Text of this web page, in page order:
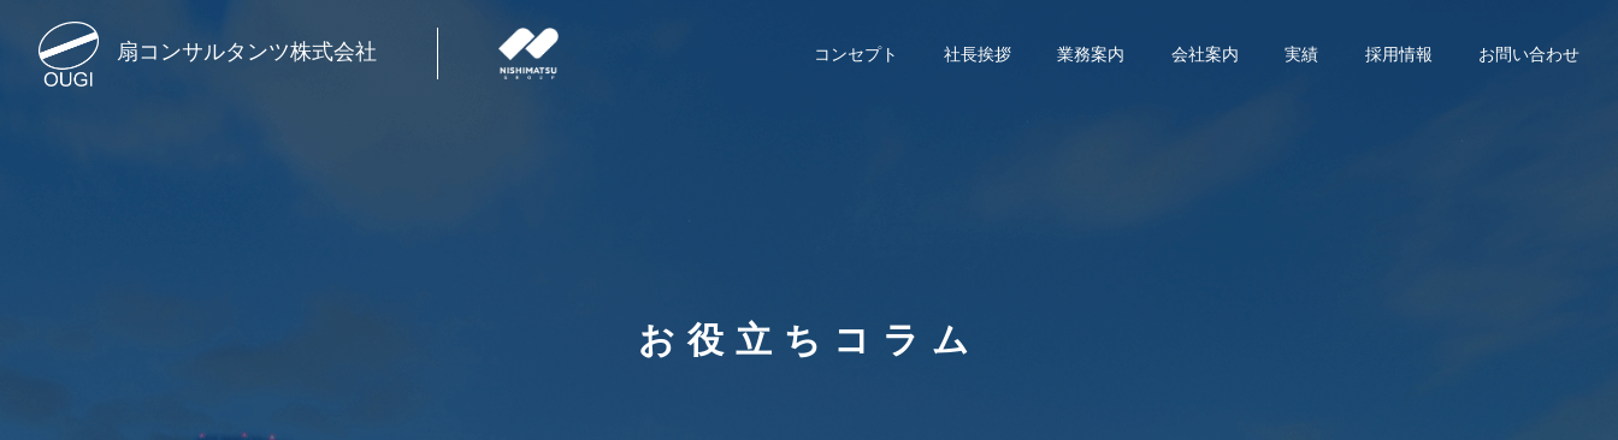
扇コンサルタンツ株式会社 コンセプト 社長挨拶 業務案内 会社案内 実績 採用情報 お問い合わせ
お役立ちコラム